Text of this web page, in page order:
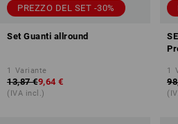
PREZZO DEL SET -30%
Set Guanti allround
1 Variante
13,87 €9,64 €
(IVA incl.)
1